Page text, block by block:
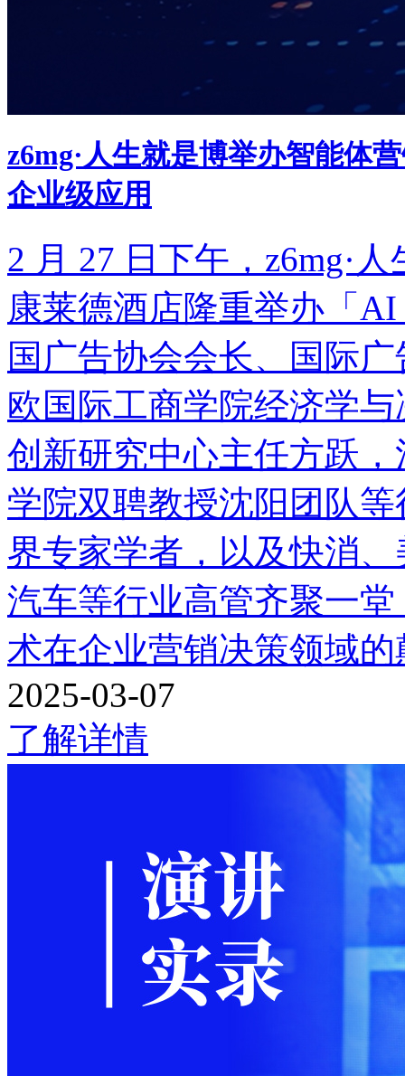
z6mg·人生就是博举办智能体营
企业级应用
2 月 27 日下午，
康莱德酒店隆重举办「AI
国广告协会会长、国际
欧国际工商学院经济学与
创新研究中心主任方跃
学院双聘教授沈阳团队等行业
界专家学者，以及快消、
汽车等行业高管齐聚一堂
术在企业营销决策领域
2025-03-07
了解详情